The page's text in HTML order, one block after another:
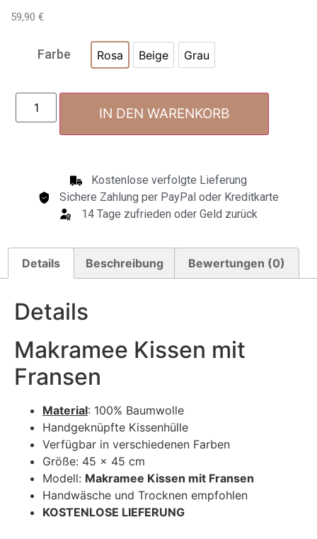
59,90 €
Farbe Rosa Beige Grau
IN DEN WARENKORB
Kostenlose verfolgte Lieferung
Sichere Zahlung per PayPal oder Kreditkarte
14 Tage zufrieden oder Geld zurück
Details Beschreibung Bewertungen (0)
Details
Makramee Kissen mit
Fransen
Material: 100% Baumwolle
Handgeknüpfte Kissenhülle
Verfügbar in verschiedenen Farben
Größe: 45 x 45 cm
Modell: Makramee Kissen mit Fransen
Handwäsche und Trocknen empfohlen
KOSTENLOSE LIEFERUNG